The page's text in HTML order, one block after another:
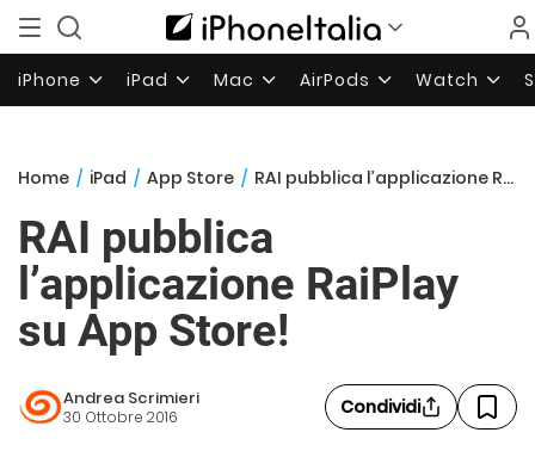
iPhone iPad Mac AirPods Watch
Home / iPad / App Store / RAI pubblica l’applicazione RaiPlay su App Store!
RAI pubblica
l’applicazione RaiPlay
su App Store!
Andrea Scrimieri
30 Ottobre 2016 Condividi